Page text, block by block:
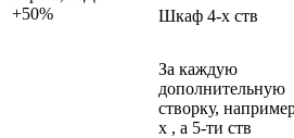
+50%
Шкаф 4-х ств
За каждую
дополнительную
створку,
х , а 5-ти ств